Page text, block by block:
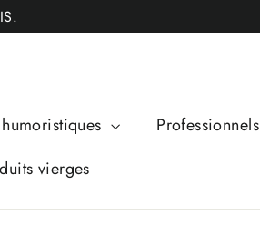
Professionnels
vierges